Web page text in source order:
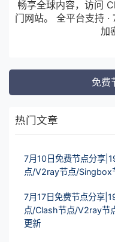
畅享全球内容，访问
门网站。 全平台支持
加
免费
热门文章
7月10日免费节点分享
点/V2ray节点/Singbox
7月17日免费节点分享
点/Clash节点/V2ray节
更新